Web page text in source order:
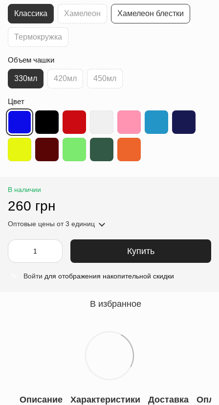
Классика Хамелеон Хамелеон блестки
Термокружка
Объем чашки
330мл 420мл 450мл
Цвет
В наличии
260 грн
Оптовые цены от 3 единиц
Купить
Войти для отображения накопительной скидки
В избранное
Описание Характеристики Доставка